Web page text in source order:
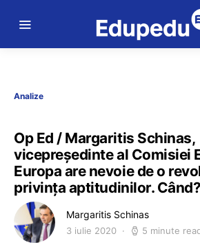
Analize
Op Ed / Margaritis Schinas,
vicepreședinte al Comisiei
Europa are nevoie de o
privința aptitudinilor.
Margaritis Schinas
3 iulie 2020 5 minute